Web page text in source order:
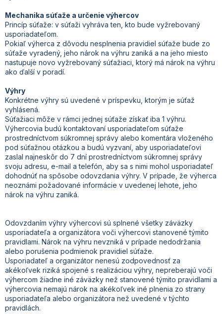
Mechanika súťaže a určenie výhercov
Princíp súťaže: v súťaži vyhráva ten, kto bude vyžrebovaný
usporiadateľom.
Pokiaľ výherca z dôvodu nesplnenia pravidiel súťaže bude zo
súťaže vyradený, jeho nárok na výhru zaniká a na jeho miesto
nastupuje novo vyžrebovaný súťažiaci, ktorý má nárok na výhru
ako ďalší v poradí.
Výhry
Konkrétne výhry sú uvedené v príspevku, ktorým je súťaž
vyhlásená.
Súťažiaci môže v rámci jednej súťaže získať iba 1 výhru.
Výhercovia budú kontaktovaní usporiadateľom súťaže
prostredníctvom súkromnej správy alebo komentára vloženého
pod súťažnou otázkou a budú vyzvaní, aby usporiadateľovi
zaslal najneskôr do 7 dní prostredníctvom súkromnej správy
svoju adresu, e-mail a telefón, aby sa s nimi mohol usporiadateľ
dohodnúť na spôsobe odovzdania výhry. V prípade, že výherca
neoznámi požadované informácie v uvedenej lehote, jeho
nárok na výhru zaniká.
Odovzdaním výhry výhercovi sú splnené všetky záväzky
usporiadateľa a organizátora voči výhercovi stanovené týmito
pravidlami. Nárok na výhru nevzniká v prípade nedodržania
alebo porušenia podmienok pravidiel súťaže.
Usporiadateľ a organizátor nenesú zodpovednosť za
akékoľvek riziká spojené s realizáciou výhry, nepreberajú voči
výhercom žiadne iné záväzky než stanovené týmito pravidlami a
výhercovia nemajú nárok na akékoľvek iné plnenia zo strany
usporiadateľa alebo organizátora než uvedené v týchto
pravidlách.